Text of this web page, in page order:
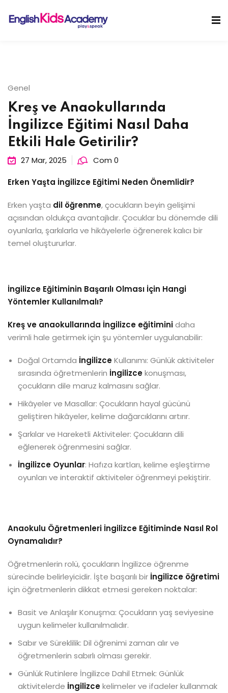
Genel
Kreş ve Anaokullarında
İngilizce Eğitimi Nasıl Daha
Etkili Hale Getirilir?
27 Mar, 2025 Com 0
Erken Yaşta İngilizce Eğitimi Neden Önemlidir?
Erken yaşta dil öğrenme, çocukların beyin gelişimi
açısından oldukça avantajlıdır. Çocuklar bu dönemde dili
oyunlarla, şarkılarla ve hikâyelerle öğrenerek kalıcı bir
temel oluştururlar.
İngilizce Eğitiminin Başarılı Olması İçin Hangi
Yöntemler Kullanılmalı?
Kreş ve anaokullarında İngilizce eğitiminidaha
verimli hale getirmek için şu yöntemler uygulanabilir:
Doğal Ortamda İngilizceKullanımı: Günlük aktiviteler
sırasında öğretmenlerin İngilizcekonuşması,
çocukların dile maruz kalmasını sağlar.
Hikâyeler ve Masallar: Çocukların hayal gücünü
geliştiren hikâyeler, kelime dağarcıklarını artırır.
Şarkılar ve Hareketli Aktiviteler: Çocukların dili
eğlenerek öğrenmesini sağlar.
İngilizce Oyunlar: Hafıza kartları, kelime eşleştirme
oyunları ve interaktif aktiviteler öğrenmeyi pekiştirir.
Anaokulu Öğretmenleri İngilizce Eğitiminde Nasıl Rol
Oynamalıdır?
Öğretmenlerin rolü, çocukların İngilizce öğrenme
sürecinde belirleyicidir. İşte başarılı bir İngilizce öğretimi
için öğretmenlerin dikkat etmesi gereken noktalar:
Basit ve Anlaşılır Konuşma: Çocukların yaş seviyesine
uygun kelimeler kullanılmalıdır.
Sabır ve Süreklilik: Dil öğrenimi zaman alır ve
öğretmenlerin sabırlı olması gerekir.
Günlük Rutinlere İngilizce Dahil Etmek: Günlük
aktivitelerde İngilizcekelimeler ve ifadeler kullanmak
Sign in
Remember me Lost your password?